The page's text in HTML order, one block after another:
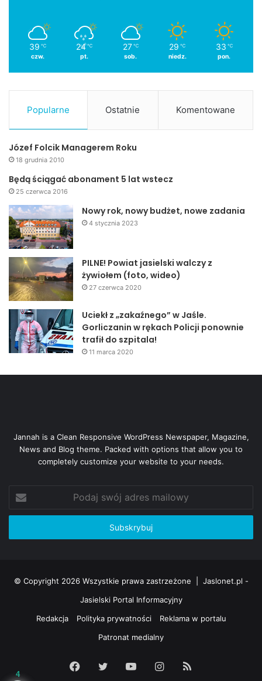
39 ℃
czw.
24 ℃
pt.
27 ℃
sob.
29 ℃
niedz.
33 ℃
pon.
Popularne Ostatnie Komentowane
Józef Folcik Managerem Roku
18 grudnia 2010
Będą ściągać abonament 5 lat wstecz
25 czerwca 2016
Nowy rok, nowy budżet, nowe zadania
4 stycznia 2023
PILNE! Powiat jasielski walczy z
żywiołem (foto, wideo)
27 czerwca 2020
Uciekł z „zakaźnego” w Jaśle.
Gorliczanin w rękach Policji ponownie
trafił do szpitala!
11 marca 2020
Jannah is a Clean Responsive WordPress Newspaper, Magazine,
News and Blog theme. Packed with options that allow you to
completely customize your website to your needs.
swój
adres
© Copyright 2026 Wszystkie prawa zastrzeżone | Jaslonet.pl -
Jasielski Portal Informacyjny
Redakcja
Polityka prywatności
Reklama w portalu
Patronat medialny
Facebook
Twitter YouTubeInstagram
4